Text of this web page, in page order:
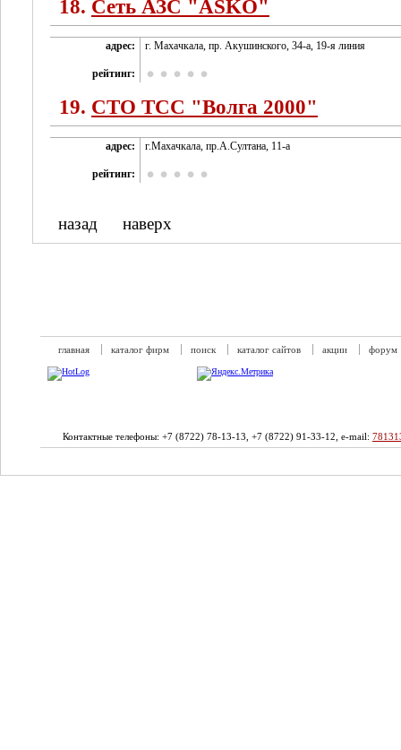
18. Сеть АЗС "ASKO"
адрес: г. Махачкала, пр. Акушинского, 34-а, 19-я линия
рейтинг:
19. СТО ТСС "Волга 2000"
адрес: г.Махачкала, пр.А.Султана, 11-а
рейтинг:
назад наверх
главная каталог фирм поиск каталог сайтов акции форум
Контактные телефоны: +7 (8722) 78-13-13, +7 (8722) 91-33-12, e-mail: